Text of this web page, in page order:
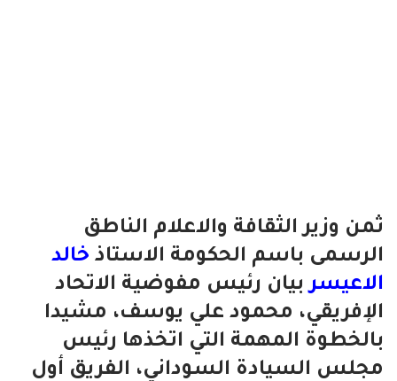
ثمن وزير الثقافة والاعلام الناطق
الرسمى باسم الحكومة الاستاذ خالد
الاعيسربيان رئيس مفوضية الاتحاد
الإفريقي، محمود علي يوسف، مشيدا
بالخطوة المهمة التي اتخذها رئيس
مجلس السيادة السوداني، الفريق أول